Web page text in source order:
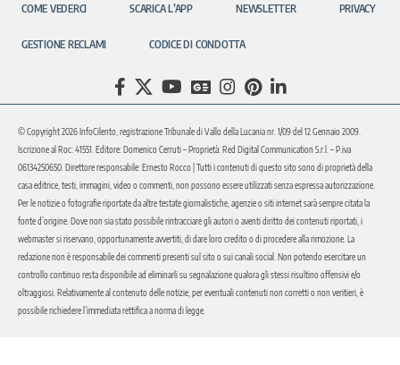
COME VEDERCI SCARICA L’APP NEWSLETTER PRIVACY
GESTIONE RECLAMI CODICE DI CONDOTTA
© Copyright 2026 InfoCilento, registrazione Tribunale di Vallo della Lucania nr. 1/09 del 12 Gennaio 2009.
Iscrizione al Roc: 41551. Editore: Domenico Cerruti – Proprietà: Red Digital Communication S.r.l. – P.iva
06134250650. Direttore responsabile: Ernesto Rocco | Tutti i contenuti di questo sito sono di proprietà della
casa editrice, testi, immagini, video o commenti, non possono essere utilizzati senza espressa autorizzazione.
Per le notizie o fotografie riportate da altre testate giornalistiche, agenzie o siti internet sarà sempre citata la
fonte d’origine. Dove non sia stato possibile rintracciare gli autori o aventi diritto dei contenuti riportati, i
webmaster si riservano, opportunamente avvertiti, di dare loro credito o di procedere alla rimozione. La
redazione non è responsabile dei commenti presenti sul sito o sui canali social. Non potendo esercitare un
controllo continuo resta disponibile ad eliminarli su segnalazione qualora gli stessi risultino offensivi e/o
oltraggiosi. Relativamente al contenuto delle notizie, per eventuali contenuti non corretti o non veritieri, è
possibile richiedere l’immediata rettifica a norma di legge.